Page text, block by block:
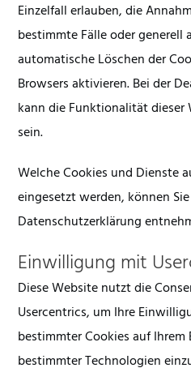
Einzelfall erlauben, die
bestimmte Fälle oder generell
automatische Löschen der
Browsers aktivieren. Bei der
kann die Funktionalität dieser
sein.
Welche Cookies und Dienste
eingesetzt werden, können
Datenschutzerklärung
Einwilligung mit
Diese Website nutzt die
Usercentrics, um Ihre
bestimmter Cookies auf
bestimmter Technologien